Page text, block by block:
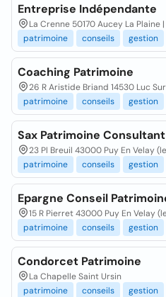
Entreprise Indépendante
La Crenne 50170 Aucey La Plaine
patrimoine
conseils gestion
Coaching Patrimoine
26 R Aristide Briand 14530 Luc
patrimoine
conseils gestion
Sax Patrimoine Consultant
23 Pl Breuil 43000 Puy En Velay
patrimoine
conseils gestion
Epargne Conseil
15 R Pierret 43000 Puy En Velay
patrimoine
conseils gestion
Condorcet Patrimoine
La Chapelle Saint Ursin
patrimoine
conseils gestion